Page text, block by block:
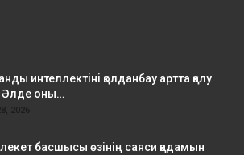
интеллектіні қолданбау артта қалу
оны…
2026
басшысы өзінің саяси қадамын